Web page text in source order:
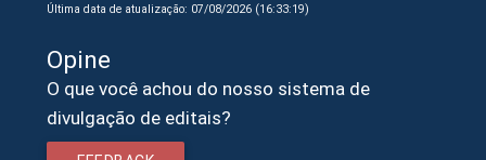
Última data de atualização: 07/08/2026 (16:33:19)
Opine
O que você achou do nosso sistema de
divulgação de editais?